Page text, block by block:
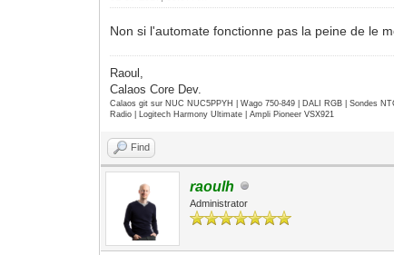
Non si l'automate fonctionne pas la peine de le
Raoul,
Calaos Core Dev.
Calaos git sur NUC NUC5PPYH | Wago 750-849 | DALI RGB | Sondes
Radio | Logitech Harmony Ultimate | Ampli Pioneer VSX921
Find
raoulh
Administrator